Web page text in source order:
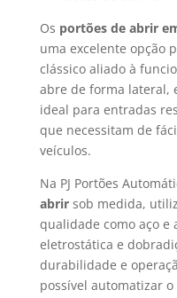
Os portões de abrir
uma excelente opção
clássico aliado à
abre de forma lateral,
ideal para entradas
que necessitam de
veículos.
Na PJ Portões
abrirsob medida,
qualidade como aço
eletrostática e
durabilidade e
possível automatizar